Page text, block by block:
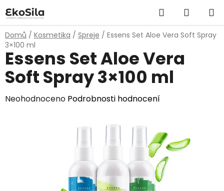
na
obsah
Hledat
KOŠÍK
Domů / Kosmetika / Spreje / Essens Set Aloe Vera Soft Spray
3×100 ml
Essens Set Aloe Vera
Soft Spray 3×100 ml
Průměrné
Neohodnoceno Podrobnosti hodnocení